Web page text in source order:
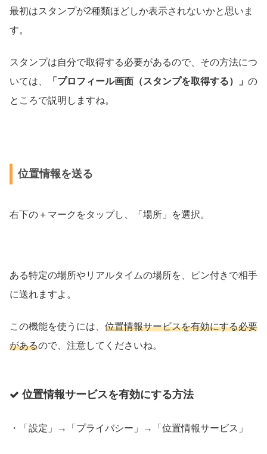
最初はスタンプが2種類ほどしか表示されないかと思いま
す。
スタンプは自分で取得する必要があるので、その方法につ
いては、
「プロフィール画面（スタンプを取得する）」 の
ところで説明しますね。
位置情報を送る
右下の＋マークをタップし、「場所」を選択。
ある特定の場所やリアルタイムの場所を、ピン付きで相手
に送れますよ。
この機能を使うには、 位置情報サービスを有効にする必要
があるので、注意してくださいね。
位置情報サービスを有効にする方法
・「設定」→「プライバシー」→「位置情報サービス」